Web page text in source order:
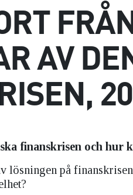
AV
finanskrisen och hur
på